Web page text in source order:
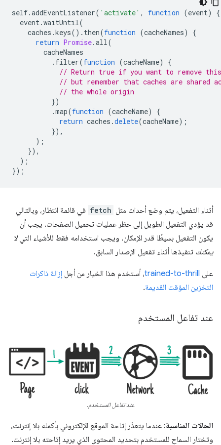
self.addEventListener( 'activate' , function (event)
{
event.waitUntil(
caches .keys(). then(function (cacheNames)
{
return Promise.all(
cacheNames
. filter(function (cacheName)
{
// Return true if you want to remove
// but remember that caches are shared
// the whole origin
})
.map(function (cacheName)
{
return caches .delete(cacheName);
}),
);
}),
);
});
أثناء التفعيل، يتم وضع أحداث مثل fetch في قائمة انتظار، وبالتالي
قد يؤدي التفعيل الطويل إلى حظر عمليات تحميل الصفحات. يجب أن
يكون التفعيل بسيطًا قدر الإمكان، ويجب استخدامه فقط للأشياء التيلا
يمكنك تنفيذها أثناء تفعيل الإصدار السابق.
على trained-to-thrill، أستخدم هذا الخيار من أجل إزالة ذاكرات
التخزين المؤقت القديمة.
عند تفاعل المستخدم
عند تفاعل المستخدم.
الحالات المناسبة: عندما يتعذّر إتاحة الموقع الإلكتروني بأكمله بلا إنترنت،
وتختار السماح للمستخدم بتحديد المحتوى الذي يريد إتاحته بلا إنترنت.